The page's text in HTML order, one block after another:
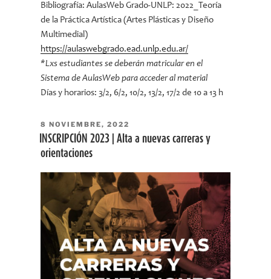
Bibliografía: AulasWeb Grado-UNLP: 2022_Teoría
de la Práctica Artística (Artes Plásticas y Diseño
Multimedial)
https://aulaswebgrado.ead.unlp.edu.ar/
*Lxs estudiantes se deberán matricular en el
Sistema de AulasWeb para acceder al material
Días y horarios: 3/2, 6/2, 10/2, 13/2, 17/2 de 10 a 13 h
PUBLICADO
EL
8 NOVIEMBRE, 2022
INSCRIPCIÓN 2023 | Alta a nuevas carreras y
orientaciones